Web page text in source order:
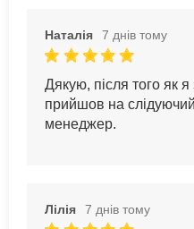
Наталія 7 днів тому
Дякую, після того як
прийшов на
менеджер.
Лілія 7 днів тому